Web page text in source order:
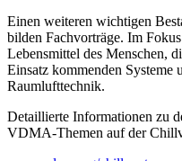
Einen weiteren wichtigen
bilden Fachvorträge. Im
Lebensmittel des Menschen,
Einsatz kommenden Systeme
Raumlufttechnik.
Detaillierte Informationen zu
VDMA-Themen auf der